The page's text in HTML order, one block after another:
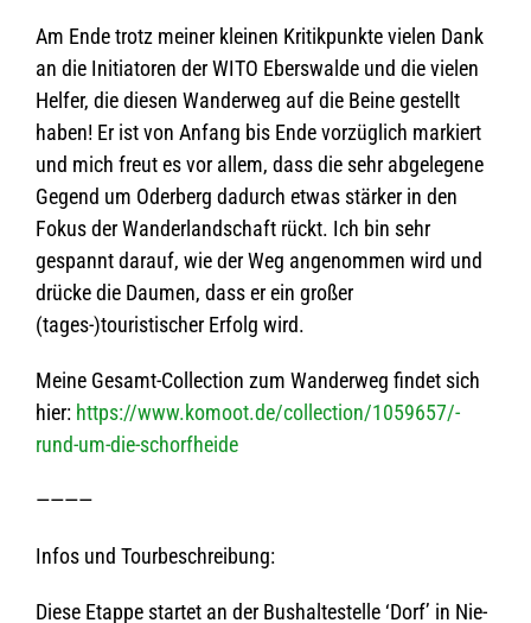
Am Ende trotz mei­ner klei­nen Kri­tik­punkte vie­len Dank
an die Initia­to­ren der WITO Ebers­walde und die vie­len
Hel­fer, die die­sen Wan­der­weg auf die Beine gestellt
haben! Er ist von Anfang bis Ende vor­züg­lich mar­kiert
und mich freut es vor allem, dass die sehr abge­le­gene
Gegend um Oder­berg dadurch etwas stär­ker in den
Fokus der Wan­der­land­schaft rückt. Ich bin sehr
gespannt dar­auf, wie der Weg ange­nom­men wird und
drü­cke die Dau­men, dass er ein gro­ßer
(tages-)touristischer Erfolg wird.
Meine Gesamt-Coll­ec­tion zum Wan­der­weg fin­det sich
hier: https://www.komoot.de/collection/1059657/-
rund-um-die-schorfheide
————
Infos und Tourbeschreibung:
Diese Etappe star­tet an der Bus­hal­te­stelle ‘Dorf’ in Nie­